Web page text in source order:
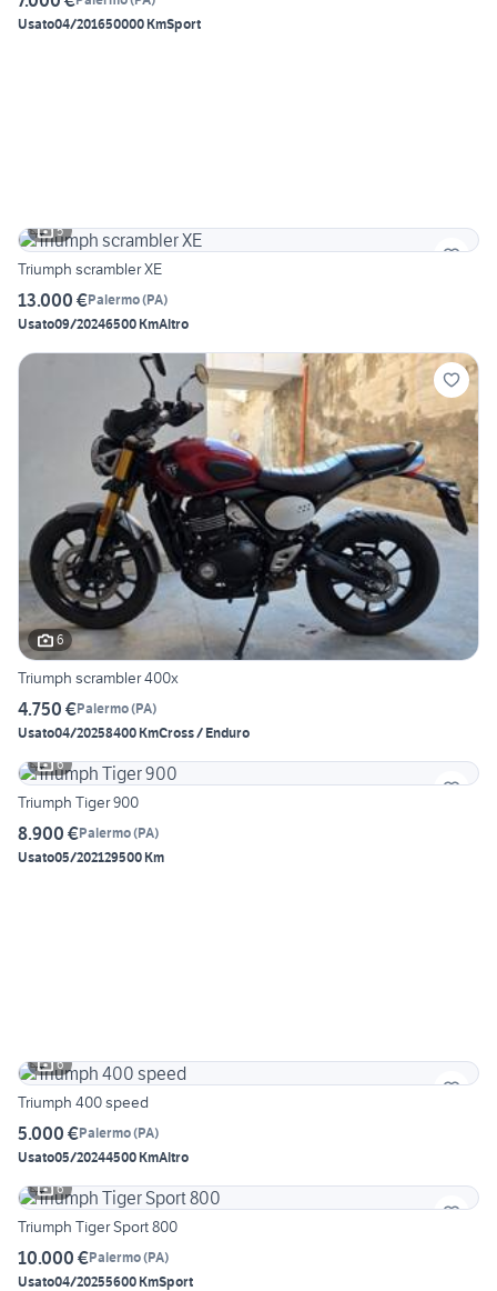
Usato04/201650000 KmSport
5
Triumph scrambler XE
13.000 €Palermo(PA)
Usato09/20246500 KmAltro
6
Triumph scrambler 400x
4.750 €Palermo(PA)
Usato04/20258400 KmCross / Enduro
6
Triumph Tiger 900
8.900 €Palermo(PA)
Usato05/202129500 Km
6
Triumph 400 speed
5.000 €Palermo(PA)
Usato05/20244500 KmAltro
6
Triumph Tiger Sport 800
10.000 €Palermo(PA)
Usato04/20255600 KmSport